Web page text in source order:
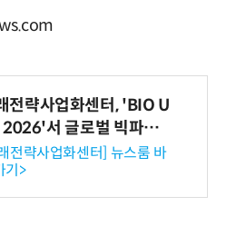
전략사업화센터, 'BIO U
2026'서 글로벌 빅파마
비즈니스 미팅 지원…K
오 해외 진출 교두보 확
전략사업화센터] 뉴스룸 바
기>